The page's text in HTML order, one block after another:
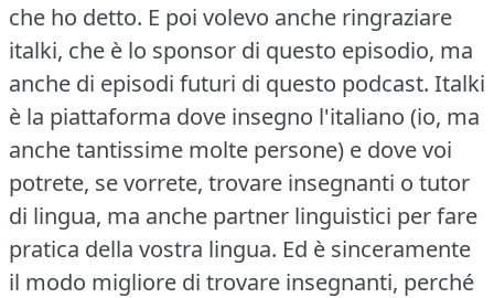
che ho detto. E poi volevo anche ringraziare
italki, che è lo sponsor di questo episodio, ma
anche di episodi futuri di questo podcast. Italki
è la piattaforma dove insegno l'italiano (io, ma
anche tantissime molte persone) e dove voi
potrete, se vorrete, trovare insegnanti o tutor
di lingua, ma anche partner linguistici per fare
pratica della vostra lingua. Ed è sinceramente
il modo migliore di trovare insegnanti, perché